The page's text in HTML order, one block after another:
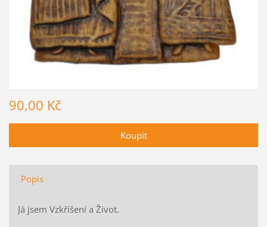
90,00 Kč
Popis
Já jsem Vzkříšení a Život.